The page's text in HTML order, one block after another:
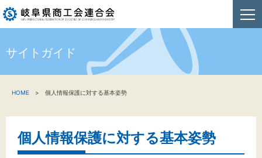
新着情報
関係機関の方へ
サイトガイド
HOME 個人情報保護に対する基本姿勢
個人情報保護に対する基本姿勢